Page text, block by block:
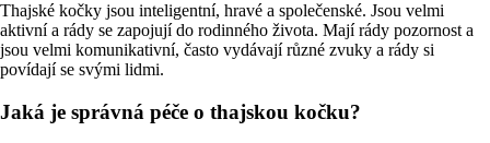
Thajské kočky jsou inteligentní, hravé a společenské. Jsou velmi
aktivní a rády se zapojují do rodinného života. Mají rády pozornost a
jsou velmi komunikativní, často vydávají různé zvuky a rády si
povídají se svými lidmi.
Jaká je správná péče o thajskou kočku?